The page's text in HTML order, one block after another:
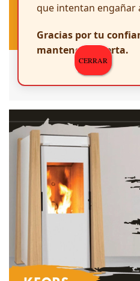
que intentan engañar
Gracias por tu confianza y por
mantenerte alerta.
CERRAR